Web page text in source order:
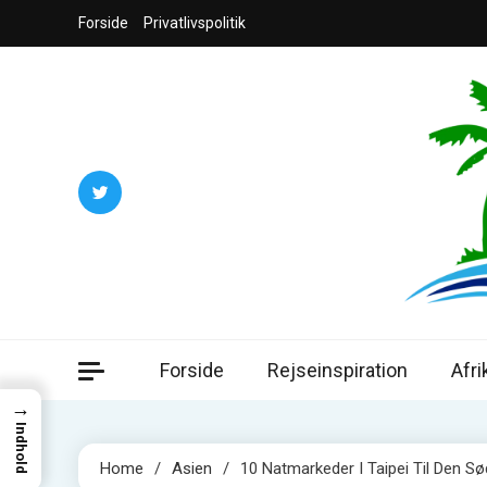
to
Forside Privatlivspolitik
Forside Rejseinspiration
Home Asien 10 Natmarkeder I Taipei Til Den
→
Indhold